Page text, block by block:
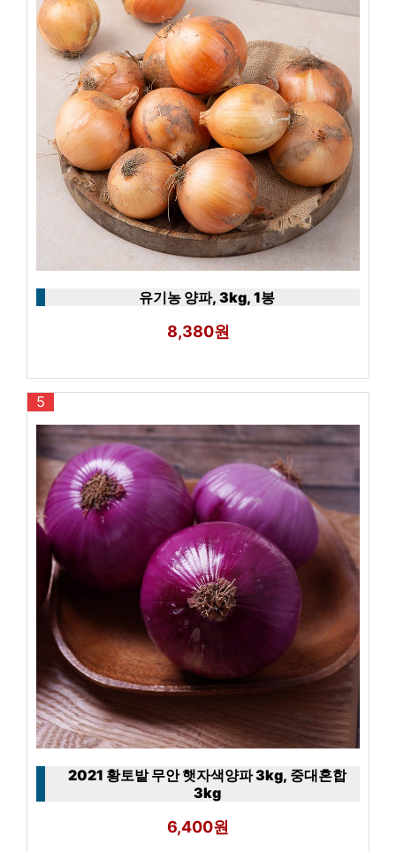
유기농 양파, 3kg, 1봉
8,380원
5
2021 황토밭 무안 햇자색양파 3kg, 중대혼합
3kg
6,400원